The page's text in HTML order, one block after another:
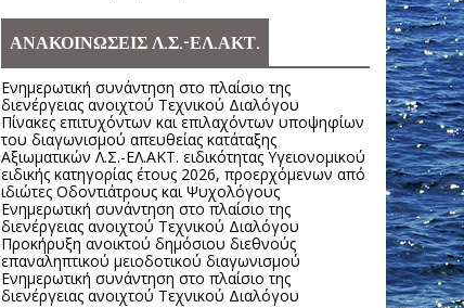
ΑΝΑΚΟΙΝΩΣΕΙΣ Λ.Σ.-ΕΛ.ΑΚΤ.
Ενημερωτική συνάντηση στο πλαίσιο της
διενέργειας ανοιχτού Τεχνικού Διαλόγου
Πίνακες επιτυχόντων και επιλαχόντων υποψηφίων
του διαγωνισμού απευθείας κατάταξης
Αξιωματικών Λ.Σ.-ΕΛ.ΑΚΤ. ειδικότητας Υγειονομικού
ειδικής κατηγορίας έτους 2026, προερχόμενων από
ιδιώτες Οδοντιάτρους και Ψυχολόγους
Ενημερωτική συνάντηση στο πλαίσιο της
διενέργειας ανοιχτού Τεχνικού Διαλόγου
Προκήρυξη ανοικτού δημόσιου διεθνούς
επαναληπτικού μειοδοτικού διαγωνισμού
Ενημερωτική συνάντηση στο πλαίσιο της
διενέργειας ανοιχτού Τεχνικού Διαλόγου